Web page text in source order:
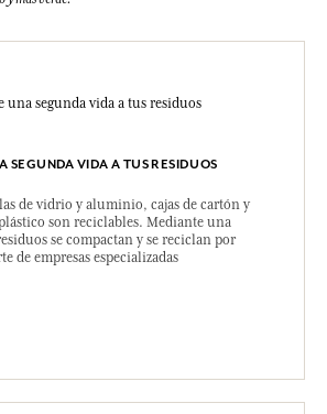
SEGUNDA VIDA A TUS RESIDUOS
de vidrio y aluminio, cajas de cartón y
son reciclables. Mediante una
se compactan y se reciclan por
de empresas especializadas